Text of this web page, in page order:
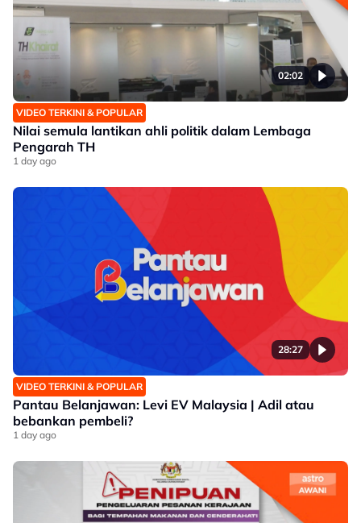
02:02
VIDEO TERKINI & POPULAR
Nilai semula lantikan ahli politik dalam Lembaga
Pengarah TH
1 day ago
28:27
VIDEO TERKINI & POPULAR
Pantau Belanjawan: Levi EV Malaysia | Adil atau
bebankan pembeli?
1 day ago